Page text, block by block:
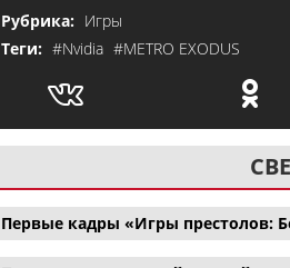
Рубрика: Игры
Теги: #Nvidia #METRO EXODUS
Первые кадры «Игры престолов: